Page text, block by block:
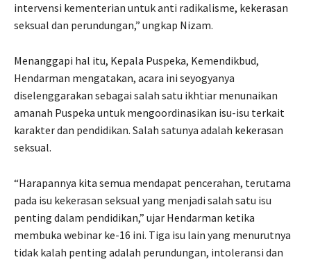
intervensi kementerian untuk anti radikalisme, kekerasan
seksual dan perundungan,” ungkap Nizam.
Menanggapi hal itu, Kepala Puspeka, Kemendikbud,
Hendarman mengatakan, acara ini seyogyanya
diselenggarakan sebagai salah satu ikhtiar menunaikan
amanah Puspeka untuk mengoordinasikan isu-isu terkait
karakter dan pendidikan. Salah satunya adalah kekerasan
seksual.
“Harapannya kita semua mendapat pencerahan, terutama
pada isu kekerasan seksual yang menjadi salah satu isu
penting dalam pendidikan,” ujar Hendarman ketika
membuka webinar ke-16 ini. Tiga isu lain yang menurutnya
tidak kalah penting adalah perundungan, intoleransi dan